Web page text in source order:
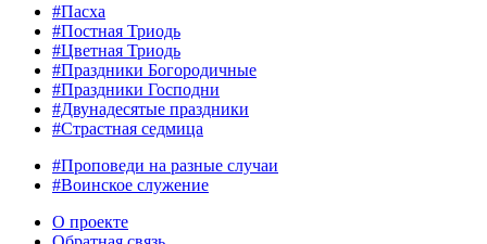
#Пасха
#Постная Триодь
#Цветная Триодь
#Праздники Богородичные
#Праздники Господни
#Двунадесятые праздники
#Страстная седмица
#Проповеди на разные случаи
#Воинское служение
О проекте